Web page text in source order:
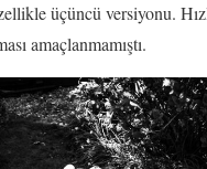
üçüncü versiyonu.
amaçlanmamıştı.